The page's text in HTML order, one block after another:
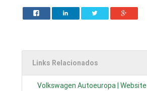
Links Relacionados
Volkswagen Autoeuropa | Website